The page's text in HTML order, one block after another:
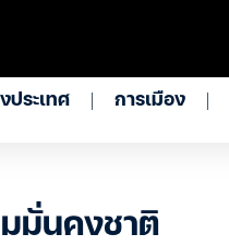
ประเทศ การเมือง
มมั่นคงชาติ